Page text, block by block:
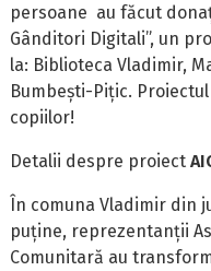
persoane au făcut
Gânditori Digitali”, un
la: Biblioteca Vladimir,
Bumbești-Pițic.
copiilor!
Detalii despre proiect
În comuna Vladimir din
puține, reprezentanții
Comunitară au